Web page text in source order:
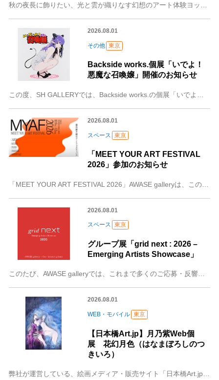
秋の夜長に飾りたい、光と雲が織りなす幻想のアート体験ヨックモックミュージアム（東京都港区、館長：藤縄洋子）は、芸術の秋を彩る9月のYMアートセッションとして、「
2026.08.01
その他 東京
Backside works.個展「いでよ！
悪魔な召喚嬢」開催のお知らせ
2026.08.01
スペース 東京
「MEET YOUR ART FESTIVAL
2026」参加のお知らせ
「MEET YOUR ART FESTIVAL 2026」AWASE galleryは、このたび、2026年10月9日（金）から10月12日（月・祝）までの4日
2026.08.01
スペース 東京
グループ展「grid next : 2026 –
Emerging Artists Showcase」
このたび、AWASE galleryでは、これまで多くのご応募・反響をいただいている公募企画展「grid next」を、2026年も開催する運びとなりました。3
2026.08.01
WEB・モバイル 東京
【日本橋Art.jp】月乃紫Web個
展 花幻月色（はなまぼろしのつ
きいろ）
弊社が運営している、絵画メディア・販売サイト「日本橋Art.jp」では8月1日～8月15日の期間、月乃紫Web個展 花幻月色（はなまぼろしのつきいろ）を開催いた